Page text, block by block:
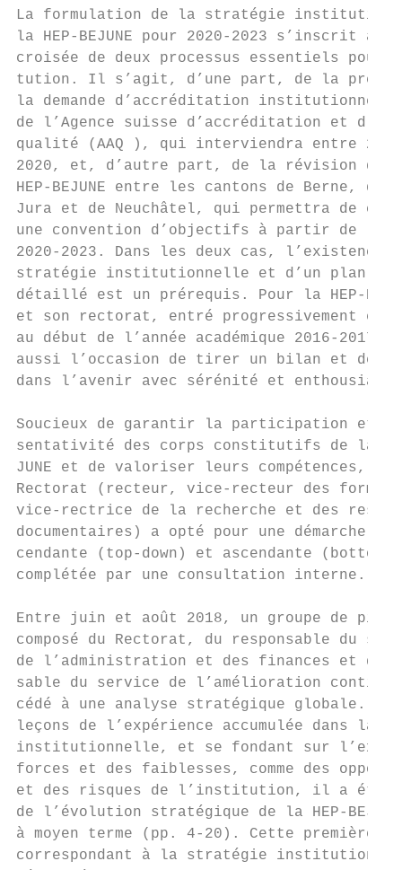
La formulation de la stratégie
la HEP-BEJUNE pour 2020-2023
croisée de deux processus essentiels
tution. Il s’agit, d’une part, de la
la demande d’accréditation
de l’Agence suisse d’accréditation et
qualité (AAQ ), qui interviendra entre
2020, et, d’autre part, de la révision du
HEP-BEJUNE entre les cantons de
Jura et de Neuchâtel, qui permettra de
une convention d’objectifs à partir de
2020-2023. Dans les deux cas,
stratégie institutionnelle et d’un plan
détaillé est un prérequis. Pour la HEP-
et son rectorat, entré progressivement en
au début de l’année académique 2016-
aussi l’occasion de tirer un bilan et de
dans l’avenir avec sérénité et
Soucieux de garantir la participation et
sentativité des corps constitutifs de la
JUNE et de valoriser leurs compétences,
Rectorat (recteur, vice-recteur des
vice-rectrice de la recherche et des
documentaires) a opté pour une
cendante (top-down) et ascendante
complétée par une consultation interne.
Entre juin et août 2018, un groupe de
composé du Rectorat, du responsable
de l’administration et des finances et
sable du service de l’amélioration
cédé à une analyse stratégique globale.
leçons de l’expérience accumulée dans
institutionnelle, et se fondant sur
forces et des faiblesses, comme des
et des risques de l’institution, il a
de l’évolution stratégique de la HEP-
à moyen terme (pp. 4-20). Cette
correspondant à la stratégie